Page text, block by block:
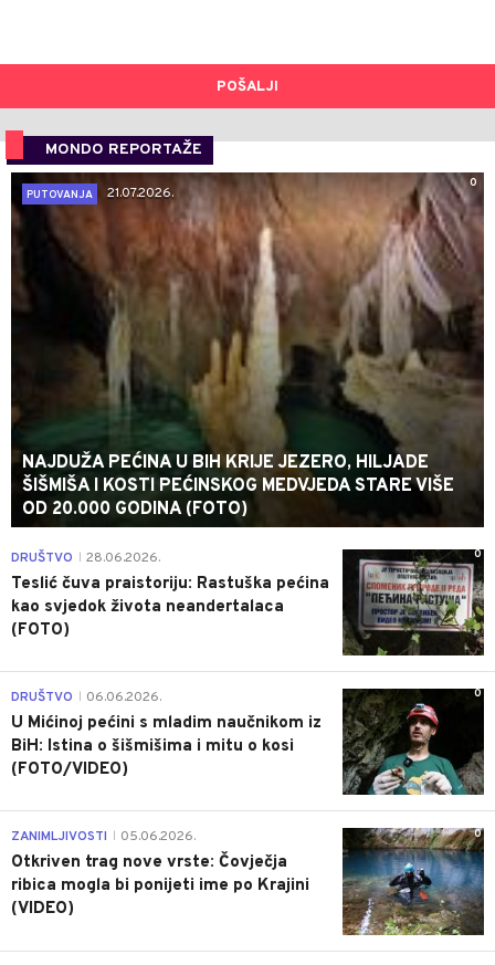
POŠALJI
MONDO REPORTAŽE
0
PUTOVANJA
21.07.2026.
NAJDUŽA PEĆINA U BIH KRIJE JEZERO, HILJADE
ŠIŠMIŠA I KOSTI PEĆINSKOG MEDVJEDA STARE VIŠE
OD 20.000 GODINA (FOTO)
0
DRUŠTVO 28.06.2026.
Teslić čuva praistoriju: Rastuška pećina
kao svjedok života neandertalaca
(FOTO)
0
DRUŠTVO 06.06.2026.
U Mićinoj pećini s mladim naučnikom iz
BiH: Istina o šišmišima i mitu o kosi
(FOTO/VIDEO)
0
ZANIMLJIVOSTI 05.06.2026.
Otkriven trag nove vrste: Čovječja
ribica mogla bi ponijeti ime po Krajini
(VIDEO)